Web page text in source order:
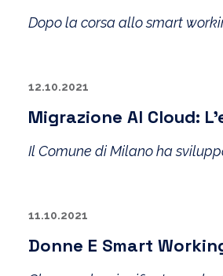
Dopo la corsa allo smart
12.10.2021
Migrazione Al Cloud:
Il Comune di Milano ha
11.10.2021
Donne E Smart